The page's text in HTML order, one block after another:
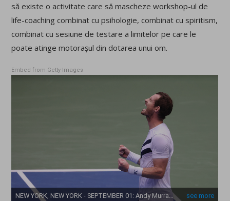
să existe o activitate care să mascheze workshop-ul de
life-coaching combinat cu psihologie, combinat cu spiritism,
combinat cu sesiune de testare a limitelor pe care le
poate atinge motorașul din dotarea unui om.
Embed from Getty Images